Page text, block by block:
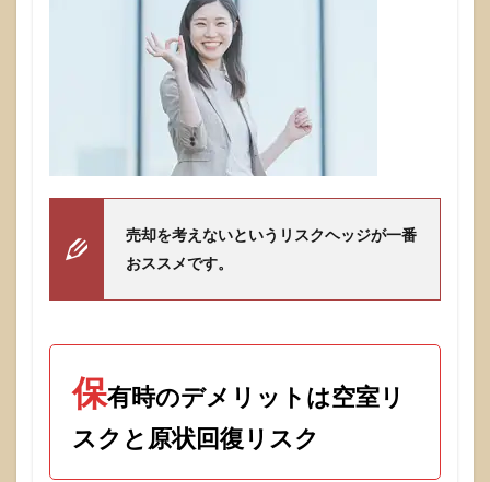
売却を考えないというリスクヘッジが一番
おススメです。
保有時のデメリットは空室リ
スクと原状回復リスク